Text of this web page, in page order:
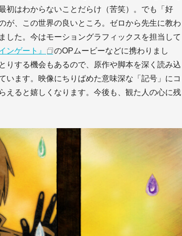
初はわからないことだらけ（苦笑）。でも「好
が、この世界の良いところ。ゼロから先生に教わ
した。今はモーショングラフィックスを担当して
ンゲート』
のOPムービーなどに携わりまし
りする機会もあるので、原作や脚本を深く読み込
います。映像にちりばめた意味深な「記号」にコ
えると嬉しくなります。今後も、観た人の心に残